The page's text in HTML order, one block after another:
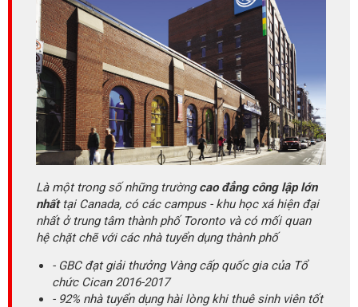
Là một trong số những trườngcao đẳng công lập lớn
nhấttại Canada, có các campus - khu học xá hiện đại
nhất ở trung tâm thành phố Toronto và có mối quan
hệ chặt chẽ với các nhà tuyển dụng thành phố
- GBC đạt giải thưởng Vàng cấp quốc gia của Tổ
chức Cican 2016-2017
- 92% nhà tuyển dụng hài lòng khi thuê sinh viên tốt